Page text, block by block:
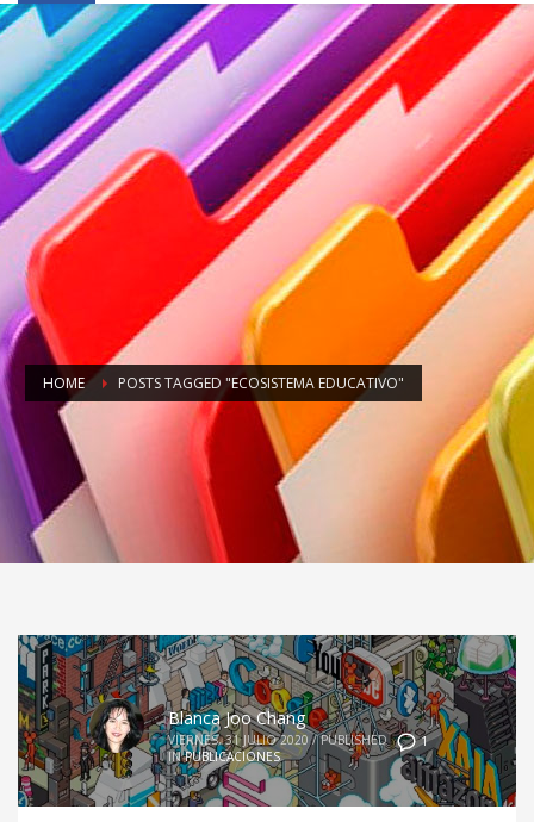
HOME POSTS TAGGED "ECOSISTEMA EDUCATIVO"
1
Blanca Joo Chang
VIERNES, 31 JULIO 2020 / PUBLISHED
IN PUBLICACIONES